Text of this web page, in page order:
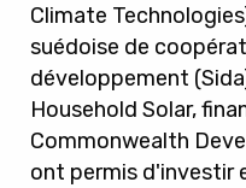
Climate
suédoise de
développement
Household Solar,
Commonwealth
ont permis d'investir